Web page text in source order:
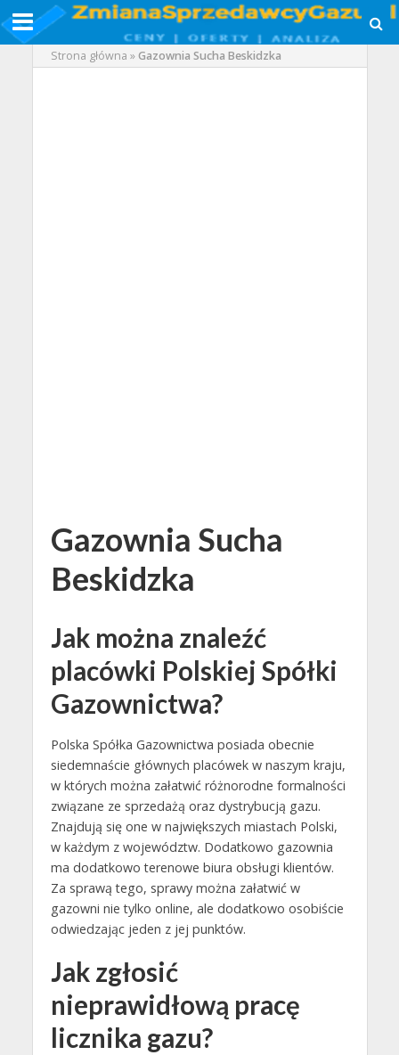
Strona główna »Gazownia Sucha Beskidzka
Gazownia Sucha
Beskidzka
Jak można znaleźć
placówki Polskiej Spółki
Gazownictwa?
Polska Spółka Gazownictwa posiada obecnie
siedemnaście głównych placówek w naszym kraju,
w których można załatwić różnorodne formalności
związane ze sprzedażą oraz dystrybucją gazu.
Znajdują się one w największych miastach Polski,
w każdym z województw. Dodatkowo gazownia
ma dodatkowo terenowe biura obsługi klientów.
Za sprawą tego, sprawy można załatwić w
gazowni nie tylko online, ale dodatkowo osobiście
odwiedzając jeden z jej punktów.
Jak zgłosić
nieprawidłową pracę
licznika gazu?